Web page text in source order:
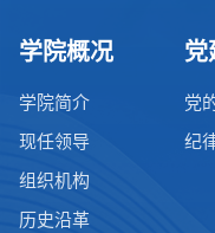
学院概况
学院简介
现任领导
组织机构
历史沿革
党
党
纪